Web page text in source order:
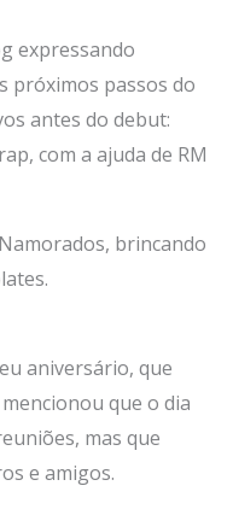
expressando
próximos passos do
antes do debut:
com a ajuda de RM
brincando
aniversário, que
que o dia
mas que
e amigos.